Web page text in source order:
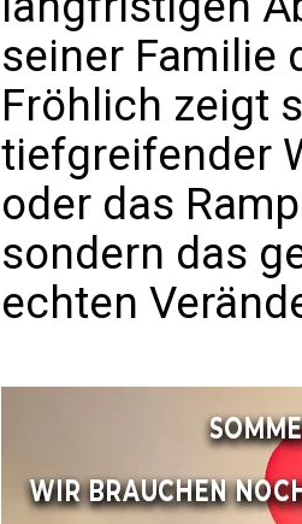
seiner Familie
Fröhlich zeigt
tiefgreifender
oder das
sondern das
echten